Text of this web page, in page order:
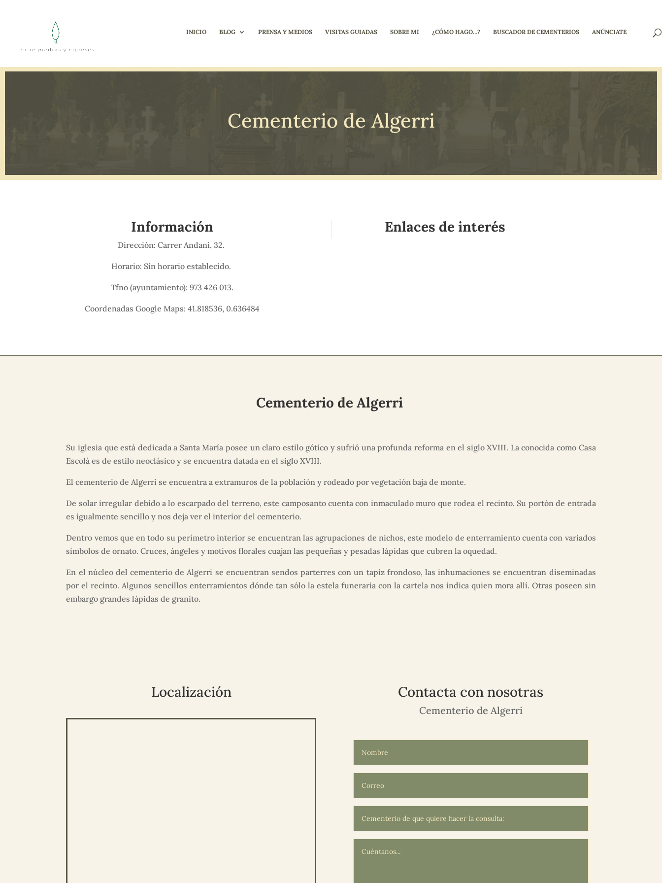
INICIO BLOG PRENSA Y MEDIOS VISITAS GUIADAS SOBRE MI ¿CÓMO HAGO…? BUSCADOR DE CEMENTERIOS ANÚNCIATE
Cementerio de Algerri
Información
Dirección: Carrer Andani, 32.
Horario: Sin horario establecido.
Tfno (ayuntamiento): 973 426 013.
Coordenadas Google Maps: 41.818536, 0.636484
Enlaces de interés
Cementerio de Algerri
Su iglesia que está dedicada a Santa María posee un claro estilo gótico y sufrió una profunda reforma en el siglo XVIII. La conocida como Casa
Escolà es de estilo neoclásico y se encuentra datada en el siglo XVIII.
El cementerio de Algerri se encuentra a extramuros de la población y rodeado por vegetación baja de monte.
De solar irregular debido a lo escarpado del terreno, este camposanto cuenta con inmaculado muro que rodea el recinto. Su portón de entrada
es igualmente sencillo y nos deja ver el interior del cementerio.
Dentro vemos que en todo su perímetro interior se encuentran las agrupaciones de nichos, este modelo de enterramiento cuenta con variados
símbolos de ornato. Cruces, ángeles y motivos florales cuajan las pequeñas y pesadas lápidas que cubren la oquedad.
En el núcleo del cementerio de Algerri se encuentran sendos parterres con un tapiz frondoso, las inhumaciones se encuentran diseminadas
por el recinto. Algunos sencillos enterramientos dónde tan sólo la estela funeraria con la cartela nos indica quien mora allí. Otras poseen sin
embargo grandes lápidas de granito.
Localización Contacta con nosotras
Cementerio de Algerri